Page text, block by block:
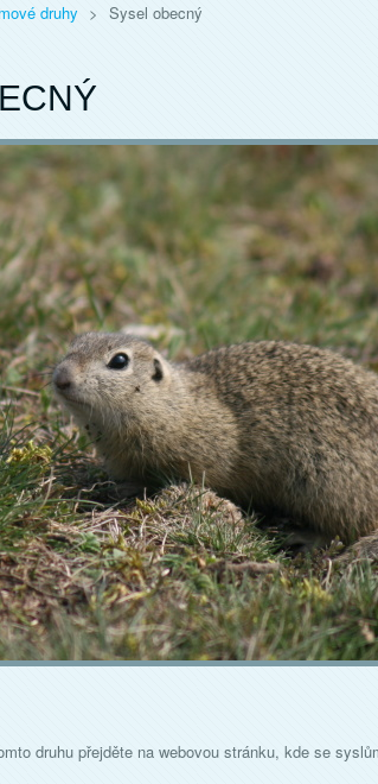
druhy > Sysel obecný
druhu přejděte na webovou stránku, kde se